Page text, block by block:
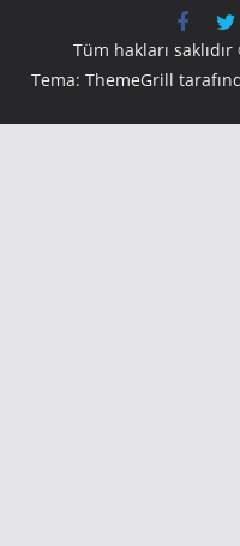
Tüm hakları
Tema: ThemeGrill